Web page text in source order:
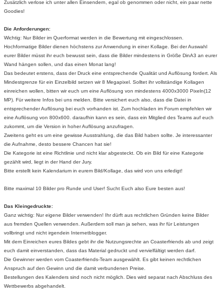
Zusätzlich verlose ich unter allen Einsendern, egal ob genommen oder nicht, ein paar nette
Goodies!
Die Anforderungen:
Wichtig: Nur Bilder im Querformat werden in die Bewertung mit eingeschlossen.
Hochformatige Bilder dienen höchstens zur Anwendung in einer Kollage. Bei der Auswahl
eurer Bilder müsst ihr euch bewusst sein, dass die Bilder mindestens in Größe DinA3 an eurer
Wand hängen sollen, und das einen Monat lang!
Das bedeutet erstens, dass der Druck eine entsprechende Qualität und Auflösung fordert. Als
Mindestgrenze für ein Einzelbild setzen wir 8 Megapixel. Solltet ihr vollständige Kollagen
einreichen wollen, bitten wir euch um eine Auflösung von mindestens 4000x3000 Pixeln(12
MP). Für weitere Infos bei uns melden. Bitte versichert euch also, dass die Datei in
entsprechender Auflösung bei euch vorhanden ist. Zum hochladen im Forum empfehlen wir
eine Auflösung von 800x600. daraufhin kann es sein, dass ein Mitglied des Teams auf euch
zukommt, um die Version in hoher Auflösung anzufragen.
Zweitens geht es um eine gewisse Ausstrahlung, die das Bild haben sollte. Je interessanter
die Aufnahme, desto bessere Chancen hat sie!
Die Kategorie ist eine Richtlinie und nicht klar abgesteckt. Ob ein Bild für eine Kategorie
gezählt wird, liegt in der Hand der Jury.
Bitte erstellt kein Kalendarium in eurem Bild/Kollage, das wird von uns erledigt!
Bitte maximal 10 Bilder pro Runde und User! Sucht Euch also Eure besten aus!
Das Kleingedruckte:
Ganz wichtig: Nur eigene Bilder verwenden! Ihr dürft aus rechtlichen Gründen keine Bilder
aus fremden Quellen verwenden. Außerdem soll man ja sehen, was ihr für Leistungen
vollbringt und nicht irgendein Internetblogger.
Mit dem Einreichen eures Bildes gebt ihr die Nutzungsrechte an Coasterfriends ab und zeigt
euch damit einverstanden, dass das Material gedruckt und vervielfältigt werden darf.
Die Gewinner werden vom Coasterfriends-Team ausgewählt. Es gibt keinen rechtlichen
Anspruch auf den Gewinn und die damit verbundenen Preise.
Bestellungen des Kalenders sind noch nicht möglich. Dies wird separat nach Abschluss des
Wettbewerbs abgehandelt.